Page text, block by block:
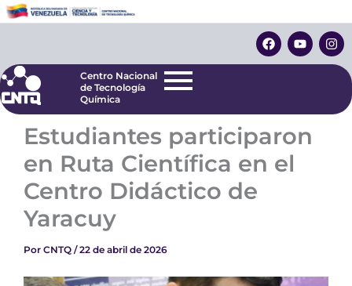
al
F
a
c
o
Y
o
u
e
I
n
s
r
Centro Nacional
de Tecnología
Centro Nacional
de Tecnología
Química
Estudiantes participaron
en Ruta Científica en el
Centro Didáctico de
Yaracuy
Por CNTQ /22 de abril de 2026